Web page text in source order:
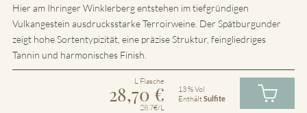
Hier am Ihringer Winklerberg entstehen im tiefgründigen
Vulkangestein ausdrucksstarke Terroirweine. Der Spätburgunder
zeigt hohe Sortentypizität, eine präzise Struktur, feingliedriges
Tannin und harmonisches Finish.
L Flasche
28,70 €
28.7€/L
13 % Vol
EnthältSulfite